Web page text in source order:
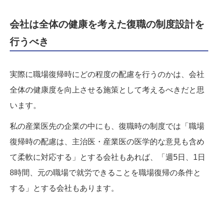
会社は全体の健康を考えた復職の制度設計を
行うべき
実際に職場復帰時にどの程度の配慮を行うのかは、会社
全体の健康度を向上させる施策として考えるべきだと思
います。
私の産業医先の企業の中にも、復職時の制度では「職場
復帰時の配慮は、主治医・産業医の医学的な意見も含め
て柔軟に対応する」とする会社もあれば、「週5日、1日
8時間、元の職場で就労できることを職場復帰の条件と
する」とする会社もあります。